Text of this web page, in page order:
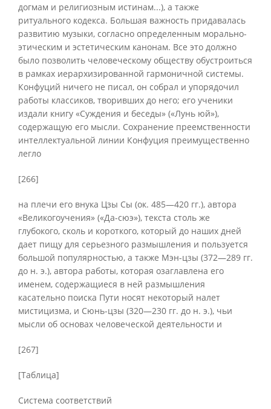
догмам и религиозным истинам...), а также
ритуального кодекса. Большая важность придавалась
развитию музыки, согласно определенным морально-
этическим и эстетическим канонам. Все это должно
было позволить человеческому обществу обустроиться
в рамках иерархизированной гармоничной системы.
Конфуций ничего не писал, он собрал и упорядочил
работы классиков, творивших до него; его ученики
издали книгу «Суждения и беседы» («Лунь юй»),
содержащую его мысли. Сохранение преемственности
интеллектуальной линии Конфуция преимущественно
легло
[266]
на плечи его внука Цзы Сы (ок. 485—420 гг.), автора
«Великогоучения» («Да-сюэ»), текста столь же
глубокого, сколь и короткого, который до наших дней
дает пищу для серьезного размышления и пользуется
большой популярностью, а также Мэн-цзы (372—289 гг.
до н. э.), автора работы, которая озаглавлена его
именем, содержащиеся в ней размышления
касательно поиска Пути носят некоторый налет
мистицизма, и Сюнь-цзы (320—230 гг. до н. э.), чьи
мысли об основах человеческой деятельности и
[267]
[Таблица]
Система соответствий